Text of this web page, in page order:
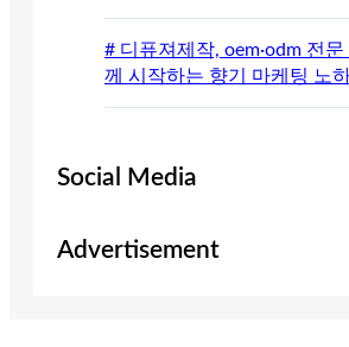
# 디퓨져제작, oem·odm 전
께 시작하는 향기 마케팅 노
Social Media
Advertisement